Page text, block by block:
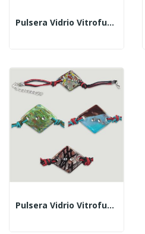
Pulsera Vidrio Vitrofusion Rectangulo Colores Surt
Pulsera Vidrio Vitrofusion Rombo Colores Surtidos